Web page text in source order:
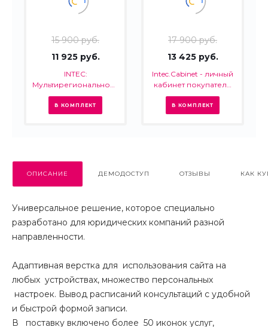
15 900 руб.
11 925 руб.
INTEC:
Мультирегиональность
- региональная сеть
вашего сайта с
продвижением в
В КОМПЛЕКТ
17 900 руб.
13 425 руб.
Intec.Cabinet - личный
кабинет покупателя
для интернет-
магазина (B2B и B2C)
В КОМПЛЕКТ
ОПИСАНИЕ ДЕМОДОСТУП ОТЗЫВЫ КАК
Универсальное решение, которое специально
разработано для юридических компаний разной
направленности.
Адаптивная верстка для использования сайта на
любых устройствах, множество персональных
настроек. Вывод расписаний консультаций с удобной
и быстрой формой записи.
В поставку включено более 50 иконок услуг,